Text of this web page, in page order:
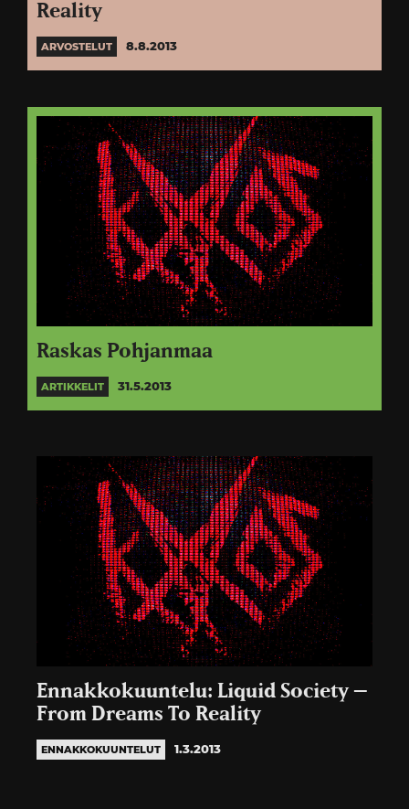
Reality
ARVOSTELUT 8.8.2013
Raskas Pohjanmaa
ARTIKKELIT 31.5.2013
Ennakkokuuntelu: Liquid Society –
From Dreams To Reality
ENNAKKOKUUNTELUT 1.3.2013